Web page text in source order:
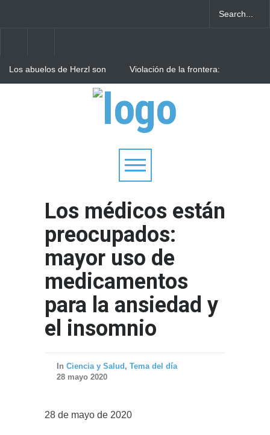
Los abuelos de Herzl son
Jerusalem, cumpliendo así
Violación de la frontera:
al Líbano
Arqueólogos descubren
Los médicos están
preocupados:
mayor uso de
medicamentos
para la ansiedad y
el insomnio
In Ciencia y Salud , Tema del día
28 mayo 2020
28 de mayo de 2020